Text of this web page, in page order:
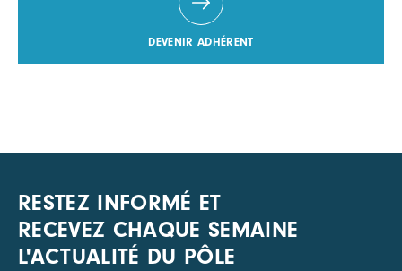
DEVENIR ADHÉRENT
RESTEZ INFORMÉ ET
RECEVEZ CHAQUE SEMAINE
L'ACTUALITÉ DU PÔLE